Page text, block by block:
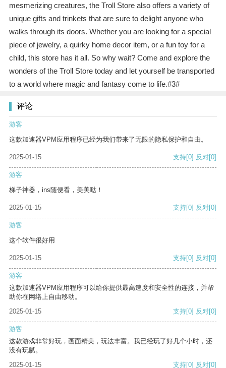
mesmerizing creatures, the Troll Store also offers a variety of
unique gifts and trinkets that are sure to delight anyone who
walks through its doors. Whether you are looking for a special
piece of jewelry, a quirky home decor item, or a fun toy for a
child, this store has it all. So why wait? Come and explore the
wonders of the Troll Store today and let yourself be transported
to a world where magic and fantasy come to life.#3#
评论
游客
这款加速器VPM应用程序已经为我们带来了无限的隐私保护和自由。
2025-01-15 支持[0] 反对[0]
游客
梯子神器，ins随便看，美美哒！
2025-01-15 支持[0] 反对[0]
游客
这个软件很好用
2025-01-15 支持[0] 反对[0]
游客
这款加速器VPM应用程序可以给你提供最高速度和安全性的连接，并帮
助你在网络上自由移动。
2025-01-15
支持[0] 反对[0]
游客
这款游戏非常好玩，画面精美，玩法丰富。我已经玩了好几个小时，还
没有玩腻。
2025-01-15
支持[0] 反对[0]